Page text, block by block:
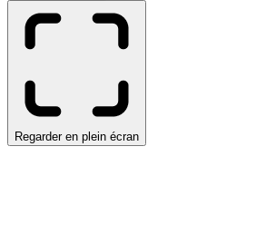
Regarder en plein écran